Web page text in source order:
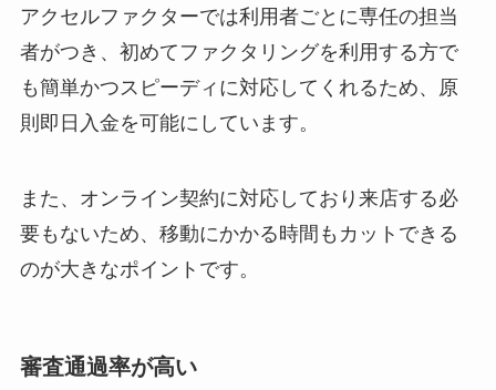
アクセルファクターでは利用者ごとに専任の担当
者がつき、初めてファクタリングを利用する方で
も簡単かつスピーディに対応してくれるため、原
則即日入金を可能にしています。
また、オンライン契約に対応しており来店する必
要もないため、移動にかかる時間もカットできる
のが大きなポイントです。
審査通過率が高い